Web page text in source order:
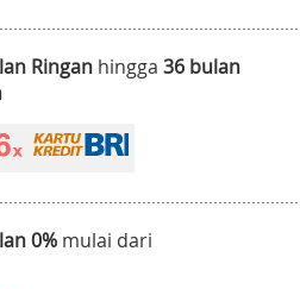
Ringan hingga 36 bulan
0% mulai dari